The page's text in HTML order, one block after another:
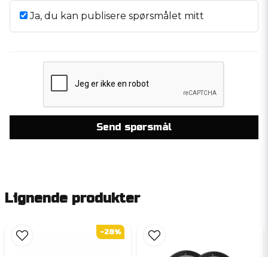
Ja, du kan publisere spørsmålet mitt
Send spørsmål
Lignende produkter
-28%